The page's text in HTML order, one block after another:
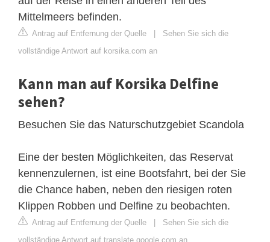
Mittelmeers befinden.
Antrag auf Entfernung der Quelle
Sehen Sie sich die
vollständige Antwort auf korsika.com an
Kann man auf Korsika Delfine
sehen?
Besuchen Sie das Naturschutzgebiet Scandola
Eine der besten Möglichkeiten, das Reservat
kennenzulernen, ist eine Bootsfahrt, bei der Sie
die Chance haben, neben den riesigen roten
Klippen Robben und Delfine zu beobachten.
Antrag auf Entfernung der Quelle
Sehen Sie sich die
vollständige Antwort auf translate.google.com an